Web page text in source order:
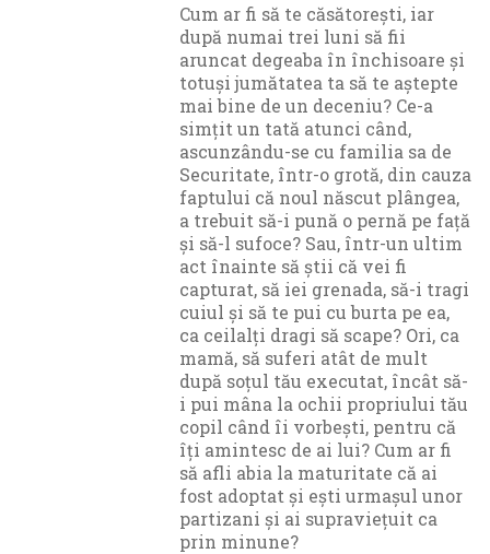
Cum ar fi să te căsătorești, iar
după numai trei luni să fii
aruncat degeaba în închisoare și
totuși jumătatea ta să te aștepte
mai bine de un deceniu? Ce-a
simțit un tată atunci când,
ascunzându-se cu familia sa de
Securitate, într-o grotă, din cauza
faptului că noul născut plângea,
a trebuit să-i pună o pernă pe față
și să-l sufoce? Sau, într-un ultim
act înainte să știi că vei fi
capturat, să iei grenada, să-i tragi
cuiul și să te pui cu burta pe ea,
ca ceilalți dragi să scape? Ori, ca
mamă, să suferi atât de mult
după soțul tău executat, încât să-
i pui mâna la ochii propriului tău
copil când îi vorbești, pentru că
îți amintesc de ai lui? Cum ar fi
să afli abia la maturitate că ai
fost adoptat și ești urmașul unor
partizani și ai supraviețuit ca
prin minune?